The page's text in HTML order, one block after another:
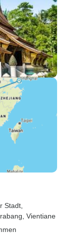
Stadt
, Vientiane